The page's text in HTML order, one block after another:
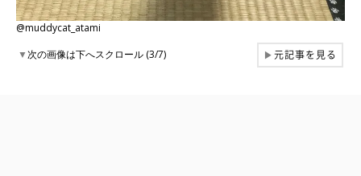
@muddycat_atami
▼次の画像は下へスクロール (3/7) ▶元記事を見る